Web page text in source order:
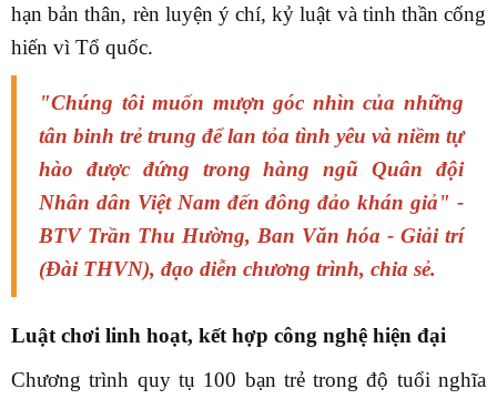
hạn bản thân, rèn luyện ý chí, kỷ luật và tinh thần cống
hiến vì Tổ quốc.
"Chúng tôi muốn mượn góc nhìn của những
tân binh trẻ trung để lan tỏa tình yêu và niềm tự
hào được đứng trong hàng ngũ Quân đội
Nhân dân Việt Nam đến đông đảo khán giả" -
BTV Trần Thu Hường, Ban Văn hóa - Giải trí
(Đài THVN), đạo diễn chương trình, chia sẻ.
Luật chơi linh hoạt, kết hợp công nghệ hiện đại
Chương trình quy tụ 100 bạn trẻ trong độ tuổi nghĩa